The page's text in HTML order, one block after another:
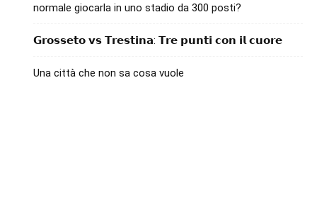
normale giocarla in uno stadio da 300 posti?
𝗚𝗿𝗼𝘀𝘀𝗲𝘁𝗼 𝘃𝘀 𝗧𝗿𝗲𝘀𝘁𝗶𝗻𝗮: 𝗧𝗿𝗲 𝗽𝘂𝗻𝘁𝗶 𝗰𝗼𝗻 𝗶𝗹 𝗰𝘂𝗼𝗿𝗲
Una città che non sa cosa vuole